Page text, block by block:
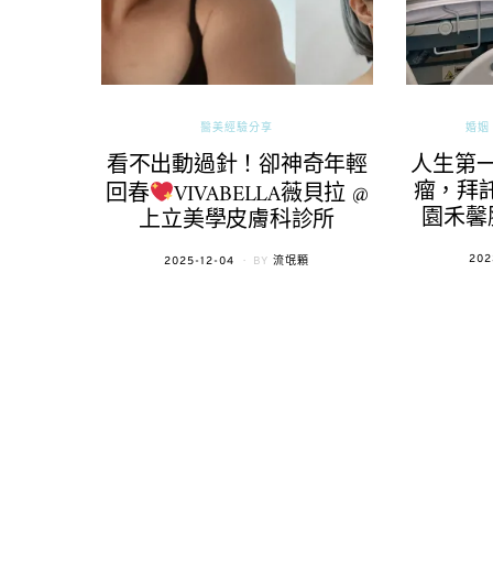
醫美經驗分享
看不出動過針！卻神奇年輕
回春 VIVABELLA薇貝拉 @
上立美學皮膚科診所
POSTED
2025-12-04 BY 流氓顆
婚姻
人生第
瘤，拜
園禾